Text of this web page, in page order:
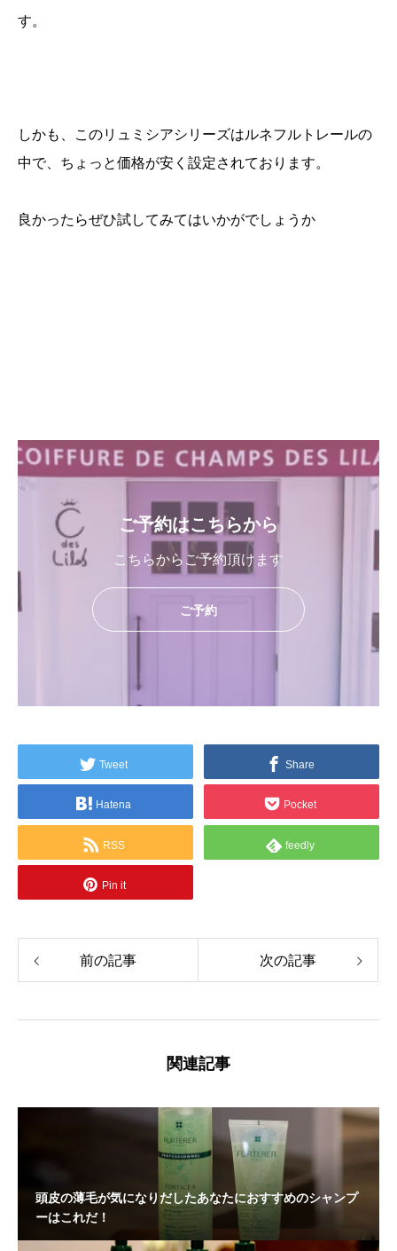
す。
しかも、このリュミシアシリーズはルネフルトレールの
中で、ちょっと価格が安く設定されております。
良かったらぜひ試してみてはいかがでしょうか
ご予約はこちらから
こちらからご予約頂けます
ご予約
Tweet Share
Hatena Pocket
RSS feedly
Pin it
前の記事 次の記事
関連記事
頭皮の薄毛が気になりだしたあなたにおすすめのシャンプ
ーはこれだ！